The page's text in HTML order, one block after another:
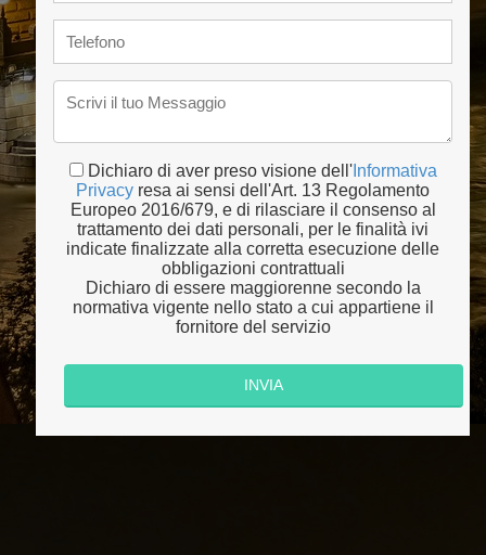
Dichiaro di aver preso visione dell'Informativa
Privacy resa ai sensi dell'Art. 13 Regolamento
Europeo 2016/679, e di rilasciare il consenso al
trattamento dei dati personali, per le finalità ivi
indicate finalizzate alla corretta esecuzione delle
obbligazioni contrattuali
Dichiaro di essere maggiorenne secondo la
normativa vigente nello stato a cui appartiene il
fornitore del servizio